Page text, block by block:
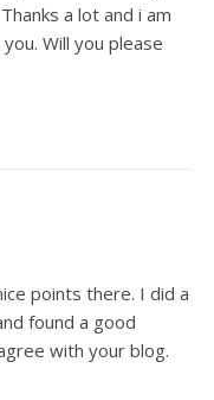
a lot and i am
Will you please
points there. I did a
found a good
with your blog.